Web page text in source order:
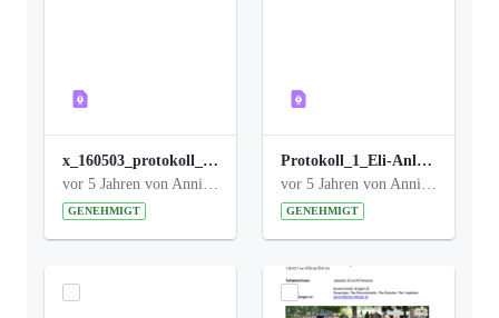
x_160503_protokoll_infoabend.pdf
vor 5 Jahren von Anni Schlumberger
GENEHMIGT
Protokoll_1_Eli-Anlage_final.pdf
vor 5 Jahren von Anni Schlumberger
GENEHMIGT